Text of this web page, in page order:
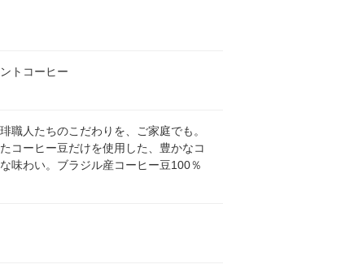
トコーヒー
職人たちのこだわりを、ご家庭でも。
コーヒー豆だけを使用した、豊かなコ
味わい。ブラジル産コーヒー豆100％